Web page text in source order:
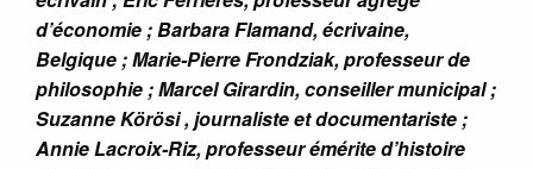
d’économie ; Barbara Flamand, écrivaine,
Belgique ; Marie-Pierre Frondziak, professeur de
philosophie ; Marcel Girardin, conseiller municipal ;
Suzanne Körösi , journaliste et documentariste ;
Annie Lacroix-Riz, professeur émérite d’histoire